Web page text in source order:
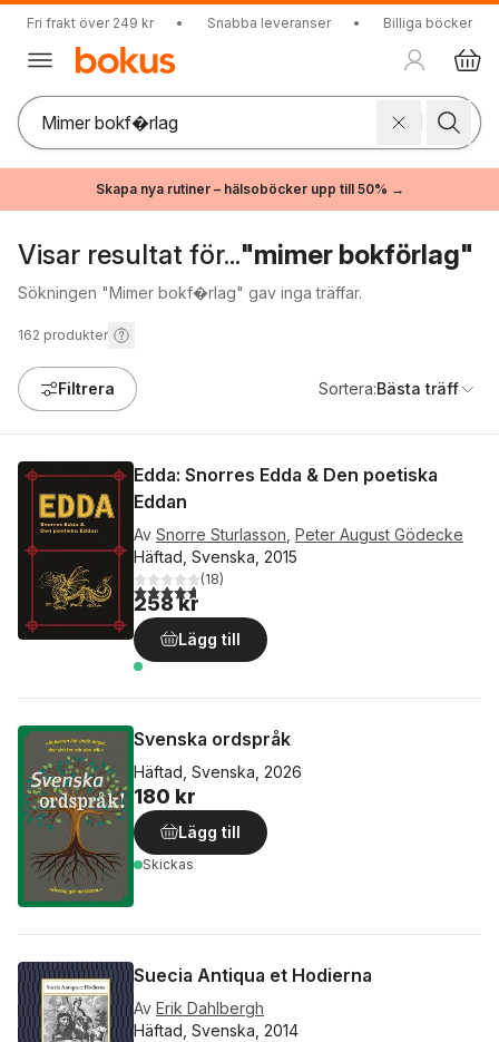
Fri frakt över 249 kr • Snabba leveranser • Billiga böcker
Skapa nya rutiner – hälsoböcker upp till 50% →
Visar resultat för..."mimer bokförlag"
Sökningen "Mimer bokf�rlag" gav inga träffar.
162 produkter
Filtrera Sortera:Bästa träff
Edda: Snorres Edda & Den poetiska
Eddan
Av Snorre Sturlasson Peter August Gödecke
Häftad, Svenska, 2015
4,7utav 5 stjärnor. Totalt antal röster:
(18)
258 kr
Lägg till
Svenska ordspråk
Häftad, Svenska, 2026
180 kr
Lägg till
Skickas
Suecia Antiqua et Hodierna
Av Erik Dahlbergh
Häftad, Svenska, 2014